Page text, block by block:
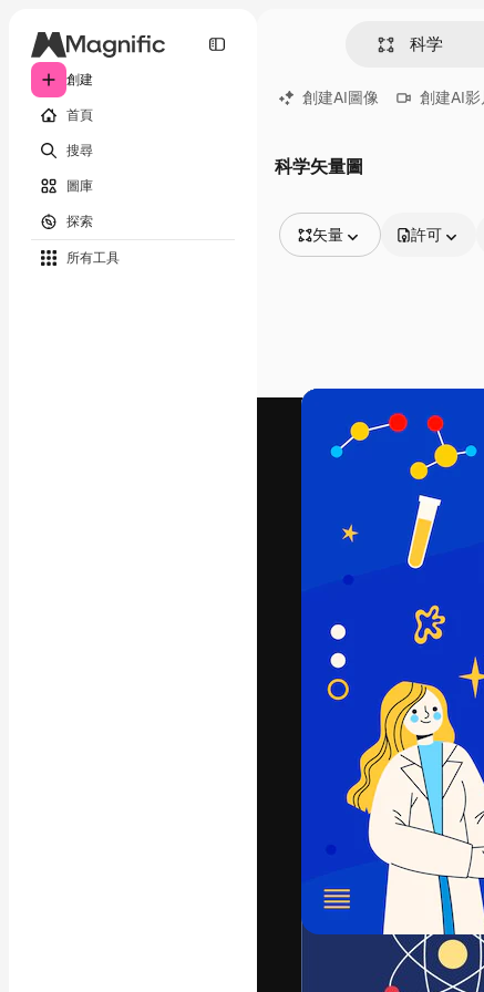
創建
首頁
搜尋
圖庫
探索
所有工具
創建AI圖像 創建AI影
科学矢量圖
矢量
視頻
影片範本
許可
引導你創作
100萬訂閱
繁體中文 (
Copyright ©